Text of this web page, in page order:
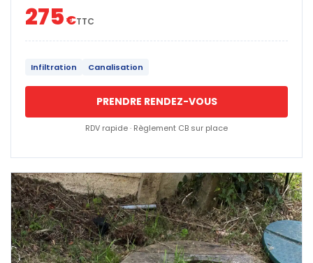
275€TTC
Infiltration Canalisation
PRENDRE RENDEZ-VOUS
RDV rapide · Règlement CB sur place